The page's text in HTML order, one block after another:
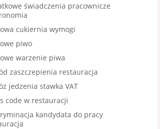
świadczenia pracownicze
cukiernia wymogi
piwo
warzenie piwa
zaszczepienia restauracja
jedzenia stawka VAT
code w restauracji
kandydata do pracy